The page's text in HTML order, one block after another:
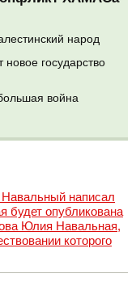
народ
новое государство
война
написал
будет опубликована
Юлия Навальная,
которого